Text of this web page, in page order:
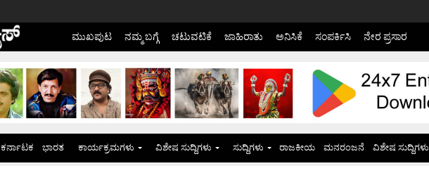
ಮುಖಪುಟ ನಮ್ಮ ಬಗ್ಗೆ ಚಟುವಟಿಕೆ ಜಾಹಿರಾತು ಅನಿಸಿಕೆ ಸಂಪರ್ಕಿಸಿ ನೇರ ಪ್ರಸಾರ
ಕರ್ನಾಟಕ ಭಾರತ ಕಾರ್ಯಕ್ರಮಗಳು ವಿಶೇಷ ಸುದ್ದಿಗಳು ಸುದ್ದಿಗಳು ರಾಜಕೀಯ ಮನರಂಜನೆ ವಿಶೇಷ ಸುದ್ದಿಗಳು